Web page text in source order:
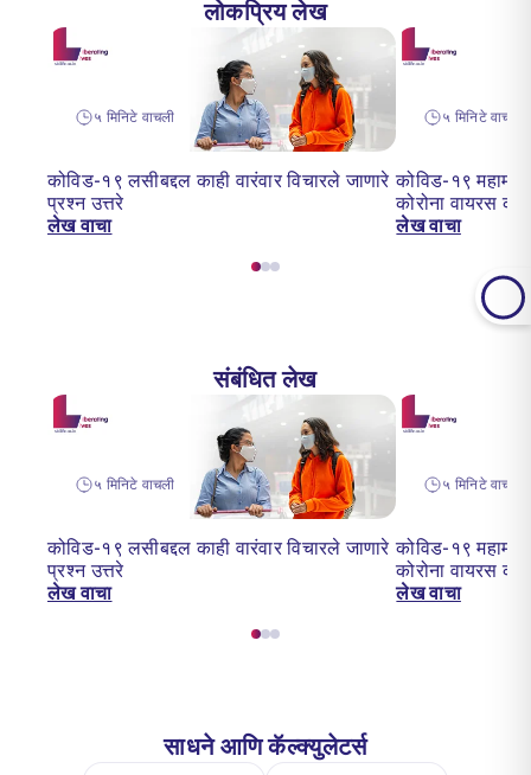
लोकप्रिय लेख
५ मिनिटे वाचली
कोविड-१९ लसीबद्दल काही वारंवार विचारले जाणारे
प्रश्न उत्तरे
लेख वाचा
५ मिनिटे वाचन
कोविड-१९
कोरोना वायरस का
लेख वाचा
संबंधित लेख
५ मिनिटे वाचली
कोविड-१९ लसीबद्दल काही वारंवार विचारले जाणारे
प्रश्न उत्तरे
लेख वाचा
५ मिनिटे वाचन
कोविड-१९
कोरोना वायरस का
लेख वाचा
साधने आणि कॅल्क्युलेटर्स